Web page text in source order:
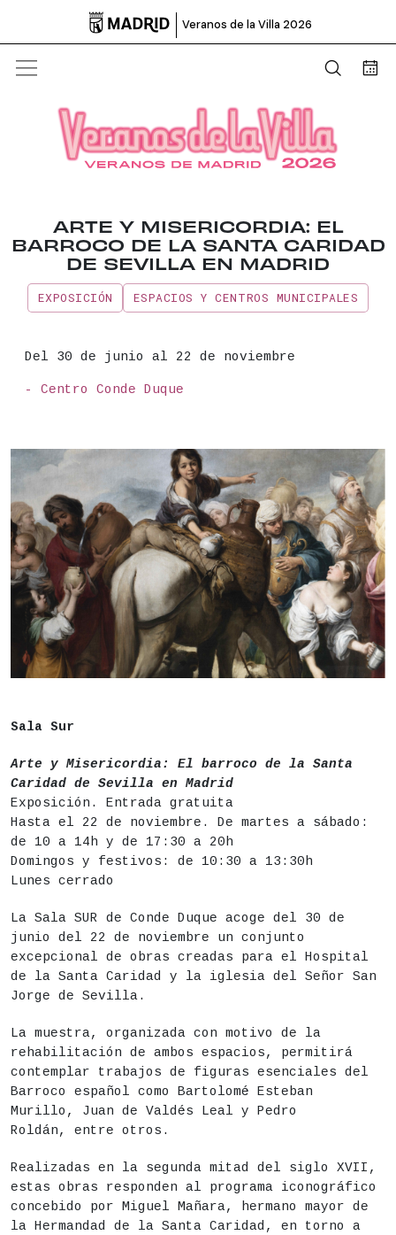
 Veranos de la Villa 2026
Abrir
ARTE Y MISERICORDIA: EL
BARROCO DE LA SANTA CARIDAD
DE SEVILLA EN MADRID
EXPOSICIÓN ESPACIOS Y CENTROS MUNICIPALES
Información principal del
Fecha
Del 30 de junio al 22 de noviembre
Lugar
- Centro Conde Duque
Sala Sur
Arte y Misericordia: El barroco de la Santa
Caridad de Sevilla en Madrid
Exposición. Entrada gratuita
Hasta el 22 de noviembre. De martes a sábado:
de 10 a 14h y de 17:30 a 20h
Domingos y festivos: de 10:30 a 13:30h
Lunes cerrado
La Sala SUR de Conde Duque acoge del 30 de
junio del 22 de noviembre un conjunto
excepcional de obras creadas para el Hospital
de la Santa Caridad y la iglesia del Señor San
Jorge de Sevilla.
La muestra, organizada con motivo de la
rehabilitación de ambos espacios, permitirá
contemplar trabajos de figuras esenciales del
Barroco español como Bartolomé Esteban
Murillo, Juan de Valdés Leal y Pedro
Roldán, entre otros.
Realizadas en la segunda mitad del siglo XVII,
estas obras responden al programa iconográfico
concebido por Miguel Mañara, hermano mayor de
la Hermandad de la Santa Caridad, en torno a